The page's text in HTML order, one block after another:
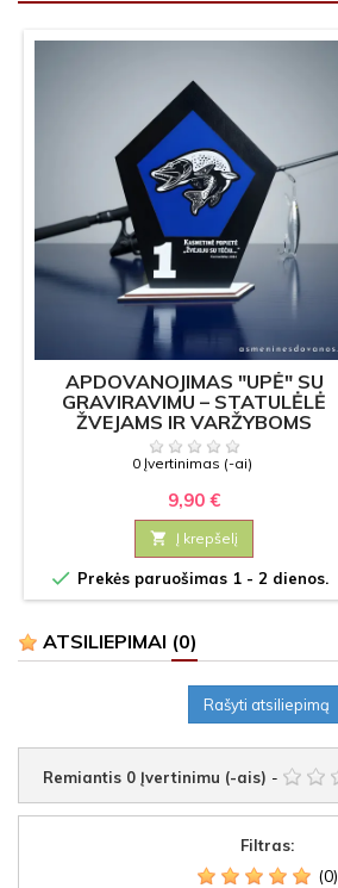
APDOVANOJIMAS "UPĖ" SU
GRAVIRAVIMU – STATULĖLĖ
ŽVEJAMS IR VARŽYBOMS
0 Įvertinimas (-ai)
9,90 €
 Į krepšelį
 Prekės paruošimas 1 - 2 dienos.
ATSILIEPIMAI (0)
Rašyti atsiliepimą
Remiantis 0 Įvertinimu (-ais) -
Filtras:
(0)